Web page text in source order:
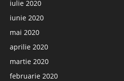
iulie 2020
iunie 2020
mai 2020
aprilie 2020
martie 2020
februarie 2020